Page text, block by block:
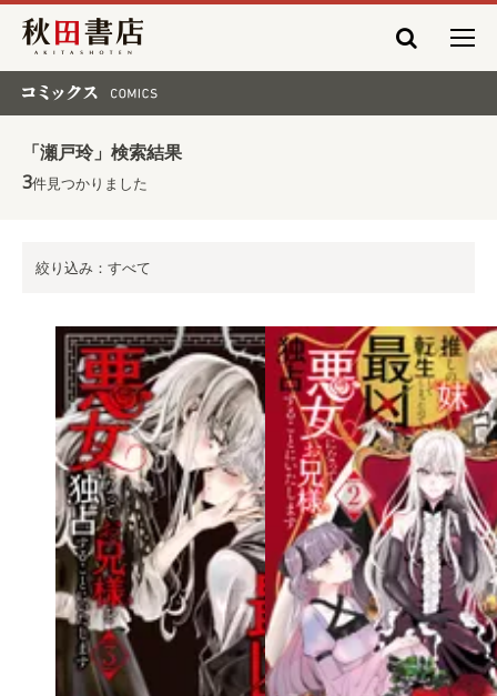
秋田書店
「瀬戸玲」検索結果
3件見つかりました
絞り込み：すべて